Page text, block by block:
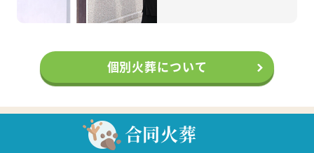
個別火葬について
合同火葬